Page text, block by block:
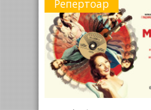
Репертоар